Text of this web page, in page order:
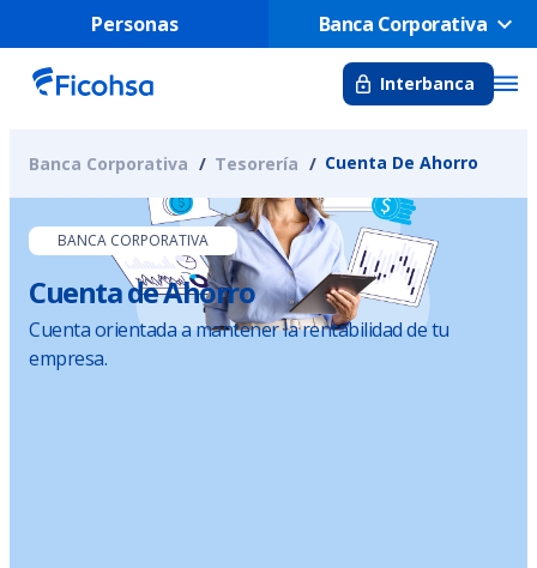
Personas Banca Corporativa
Interbanca
Banca Corporativa Tesorería Cuenta De Ahorro
BANCA CORPORATIVA
Cuenta de Ahorro
Cuenta orientada a mantener la rentabilidad de tu
empresa.